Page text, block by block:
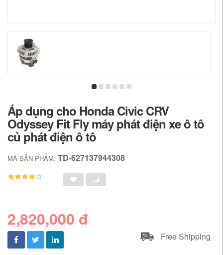
Áp dụng cho Honda Civic CRV
Odyssey Fit Fly máy phát điện xe ô tô
củ phát điện ô tô
MÃ SẢN PHẨM: TD-627137944308
2,820,000 đ
Free Shipping